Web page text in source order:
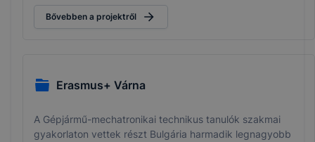
Bővebben a projektről
Erasmus+ Várna
A Gépjármű-mechatronikai technikus tanulók szakmai
gyakorlaton vettek részt Bulgária harmadik legnagyobb